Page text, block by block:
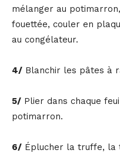
mélanger au
fouettée, couler en
au congélateur.
4/ Blanchir les pâtes à
5/ Plier dans chaque
potimarron.
6/ Éplucher la truffe, la